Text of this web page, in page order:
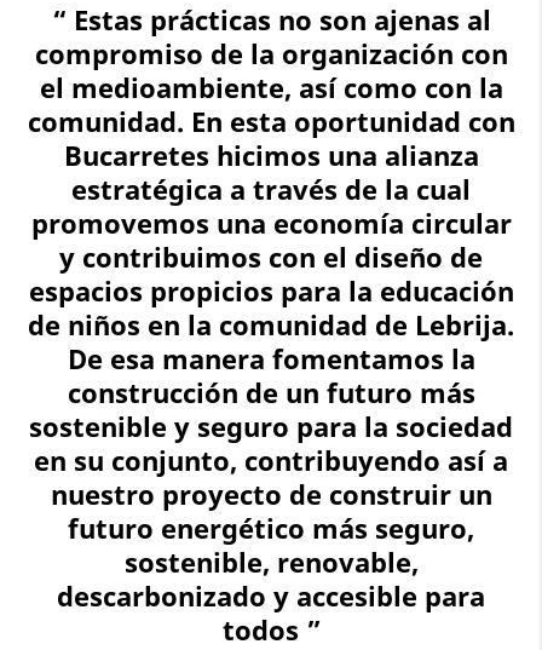
“ Estas prácticas no son ajenas al
compromiso de la organización con
el medioambiente, así como con la
comunidad. En esta oportunidad con
Bucarretes hicimos una alianza
estratégica a través de la cual
promovemos una economía circular
y contribuimos con el diseño de
espacios propicios para la educación
de niños en la comunidad de Lebrija.
De esa manera fomentamos la
construcción de un futuro más
sostenible y seguro para la sociedad
en su conjunto, contribuyendo así a
nuestro proyecto de construir un
futuro energético más seguro,
sostenible, renovable,
descarbonizado y accesible para
todos ”